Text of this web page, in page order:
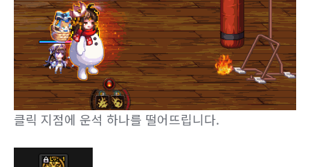
클릭 지점에 운석 하나를 떨어뜨립니다.